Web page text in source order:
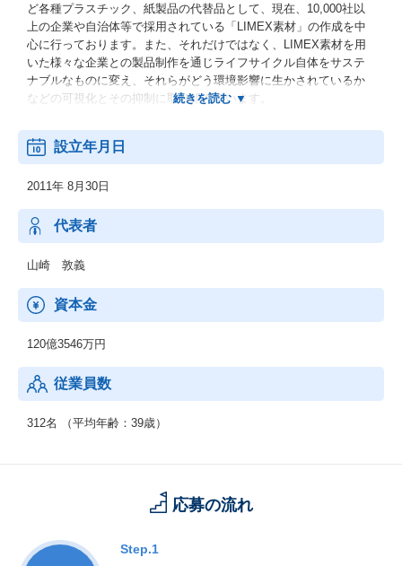
ど各種プラスチック、紙製品の代替品として、現在、10,000社以
上の企業や自治体等で採用されている「LIMEX素材」の作成を中
心に行っております。また、それだけではなく、LIMEX素材を用
いた様々な企業との製品制作を通じライフサイクル自体をサステ
ナブルなものに変え、それらがどう環境影響に生かされているか
などの可視化とその抑制に取り組んでいます。
【事業内容】
■LIMEX（https://tb-m.com/products/products-limex/）
ation-material/）
■ScopeX（https://tb-m.com/scopex/）
■MaaR（マール）（https://tb-m.com/business/circulation-platfor
m/）等
設立年月日
2011年 8月30日
代表者
山崎 敦義
資本金
120億3546万円
従業員数
312名 （平均年齢：39歳）
応募の流れ
Step.1